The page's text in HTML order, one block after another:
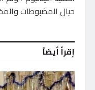
حيال المضبوطات
إقرأ أيضاً